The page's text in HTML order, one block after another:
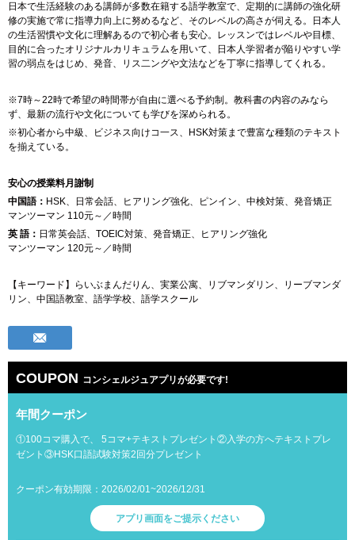
日本で生活経験のある講師が多数在籍する語学教室で、定期的に講師の強化研
修の実施で常に指導力向上に努めるなど、そのレベルの高さが伺える。日本人
の生活習慣や文化に理解あるので初心者も安心。レッスンではレベルや目標、
目的に合ったオリジナルカリキュラムを用いて、日本人学習者が陥りやすい学
習の弱点をはじめ、発音、リス二ングや文法などを丁寧に指導してくれる。
※7時～22時で希望の時間帯が自由に選べる予約制。教科書の内容のみなら
ず、最新の流行や文化についても学びを深められる。
※初心者から中級、ビジネス向けコ一ス、HSK対策まで豊富な種類のテキスト
を揃えている。
安心の授業料月謝制
中国語： HSK、日常会話、ヒアリング強化、ピンイン、中検対策、発音矯正
マンツーマン 110元～／時間
英 語： 日常英会話、TOEIC対策、発音矯正、ヒアリング強化
マンツーマン 120元～／時間
【キーワード】らいぶまんだりん、実業公寓、リブマンダリン、リーブマンダ
リン、中国語教室、語学学校、語学スクール
COUPON コンシェルジュアプリが必要です!
年間クーポン
①100コマ購入で、 5コマ+テキストプレゼント②入学の方へテキストプレ
ゼント③HSK口語試験対策2回分プレゼント
クーポン有効期限：2026/02/01~2026/12/31
アプリ画面をご提示ください